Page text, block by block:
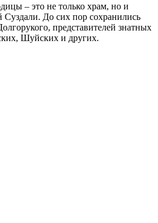
– это не только храм, но и
Суздали. До сих пор сохранились
представителей знатных
Шуйских и других.